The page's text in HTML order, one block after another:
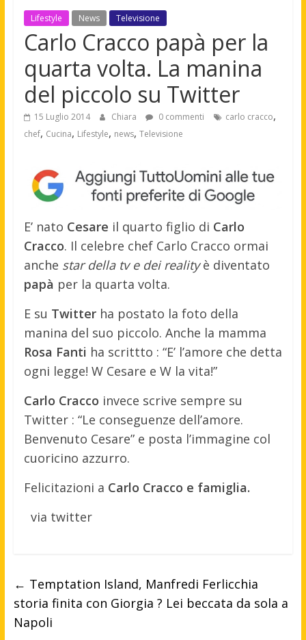
Lifestyle News Televisione
Carlo Cracco papà per la
quarta volta. La manina
del piccolo su Twitter
15 Luglio 2014 Chiara 0 commenti carlo cracco,
chef, Cucina, Lifestyle, news, Televisione
E’ nato Cesare il quarto figlio di Carlo
Cracco. Il celebre chef Carlo Cracco ormai
anche star della tv e dei realityè diventato
papà per la quarta volta.
E su Twitterha postato la foto della
manina del suo piccolo. Anche la mamma
Rosa Fanti ha scrittto : “E’ l’amore che detta
ogni legge! W Cesare e W la vita!”
Carlo Cracco invece scrive sempre su
Twitter : “Le conseguenze dell’amore.
Benvenuto Cesare” e posta l’immagine col
cuoricino azzurro.
Felicitazioni a Carlo Cracco e famiglia.
via twitter
← Temptation Island, Manfredi Ferlicchia
storia finita con Giorgia ? Lei beccata da sola a
Napoli